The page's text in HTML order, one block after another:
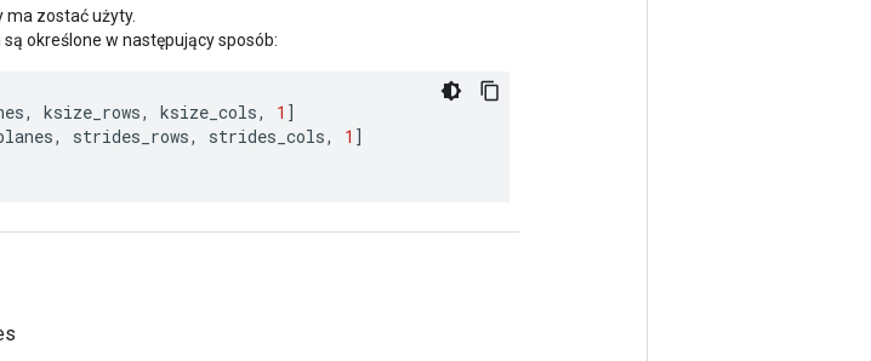
ma zostać użyty.
określone w następujący sposób:
, ksize_rows, ksize_cols, 1 ]
, strides_rows, strides_cols, 1 ]